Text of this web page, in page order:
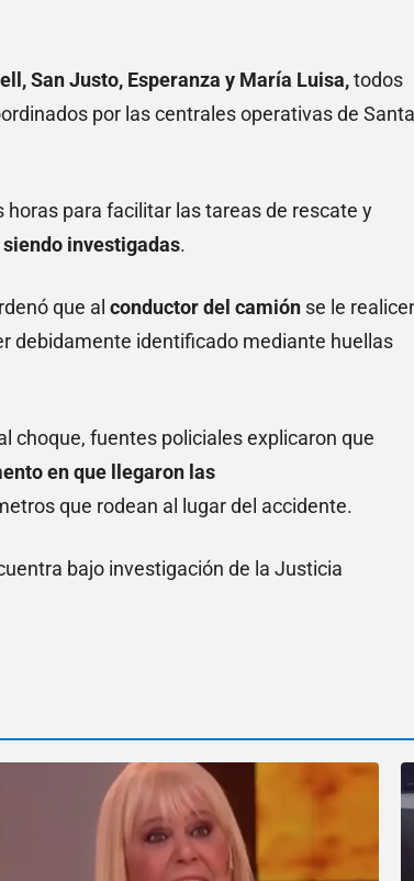
San Justo, Esperanza y María Luisa,todos
por las centrales operativas de Santa
para facilitar las tareas de rescate y
investigadas.
que al conductor del camión se le
debidamente identificado mediante huellas
choque, fuentes policiales explicaron que
en que llegaron las
que rodean al lugar del accidente.
bajo investigación de la Justicia